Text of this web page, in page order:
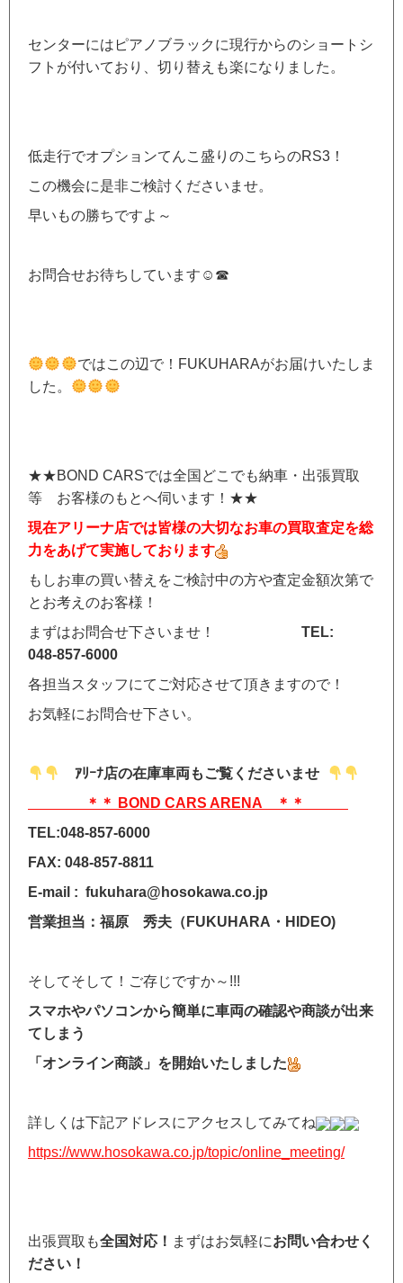
センターにはピアノブラックに現行からのショートシ
フトが付いており、切り替えも楽になりました。
低走行でオプションてんこ盛りのこちらのRS3！
この機会に是非ご検討くださいませ。
早いもの勝ちですよ～
お問合せお待ちしています☺☎
ではこの辺で！FUKUHARAがお届けいたしま
した。
★★BOND CARSでは全国どこでも納車・出張買取
等 お客様のもとへ伺います！★★
現在アリーナ店では皆様の大切なお車の買取査定を総
力をあげて実施しております
もしお車の買い替えをご検討中の方や査定金額次第で
とお考えのお客様！
まずはお問合せ下さいませ！ TEL:
048-857-6000
各担当スタッフにてご対応させて頂きますので！
お気軽にお問合せ下さい。
ｱﾘｰﾅ店の在庫車両もご覧くださいませ
＊＊ BOND CARS ARENA ＊＊
TEL:048-857-6000
FAX: 048-857-8811
E-mail : fukuhara@hosokawa.co.jp
営業担当：福原 秀夫（FUKUHARA・HIDEO)
そしてそして！ご存じですか～!!!
スマホやパソコンから簡単に車両の確認や商談が出来
てしまう
「オンライン商談」を開始いたしました
詳しくは下記アドレスにアクセスしてみてね
https://www.hosokawa.co.jp/topic/online_meeting/
出張買取も全国対応！ まずはお気軽にお問い合わせく
ださい！